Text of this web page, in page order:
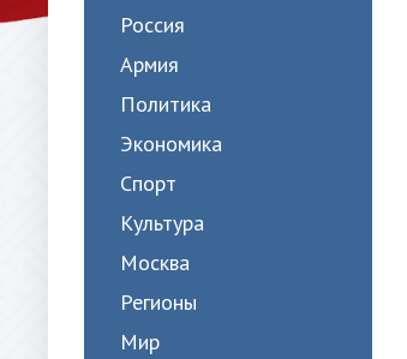
Россия
Армия
Политика
Экономика
Спорт
Культура
Москва
Регионы
Мир